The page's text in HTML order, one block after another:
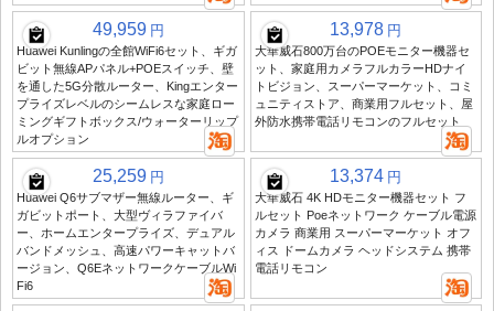
49,959 円
Huawei Kunlingの全館WiFi6セット、ギガ
ビット無線APパネル+POEスイッチ、壁
を通した5G分散ルーター、Kingエンター
プライズレベルのシームレスな家庭ロー
ミングギフトボックス/ウォーターリップ
ルオプション
13,978 円
大華威石800万台のPOEモニター機器セ
ット、家庭用カメラフルカラーHDナイ
トビジョン、スーパーマーケット、コミ
ュニティストア、商業用フルセット、屋
外防水携帯電話リモコンのフルセット
25,259 円
Huawei Q6サブマザー無線ルーター、ギ
ガビットポート、大型ヴィラファイバ
ー、ホームエンタープライズ、デュアル
バンドメッシュ、高速パワーキャットバ
ージョン、Q6EネットワークケーブルWi
Fi6
13,374 円
大華威石 4K HDモニター機器セット フ
ルセット Poeネットワーク ケーブル電源
カメラ 商業用 スーパーマーケット オフ
ィス ドームカメラ ヘッドシステム 携帯
電話リモコン